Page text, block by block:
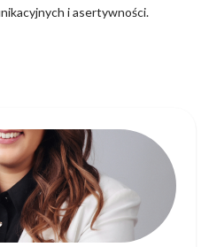
i asertywności.